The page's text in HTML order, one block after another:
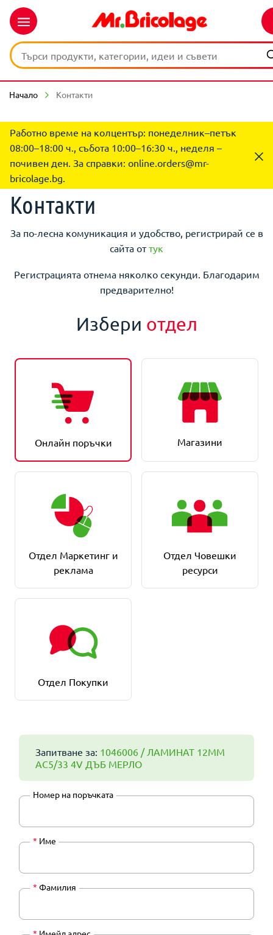
Начало Контакти
Работно време на колцентър: понеделник–петък
08:00–18:00 ч., събота 10:00–16:30 ч., неделя –
почивен ден. За справки: online.orders@mr-
bricolage.bg.
Контакти
За по-лесна комуникация и удобство, регистрирай се в
сайта оттук
Регистрацията отнема няколко секунди. Благодарим
предварително!
Избери отдел
Онлайн поръчки Магазини
Отдел Маркетинг и
реклама
Отдел Човешки
ресурси
Отдел Покупки
Запитване за: 1046006 / ЛАМИНАТ 12ММ
AC5/33 4V ДЪБ МЕРЛО
Номер на поръчката
* Име
* Фамилия